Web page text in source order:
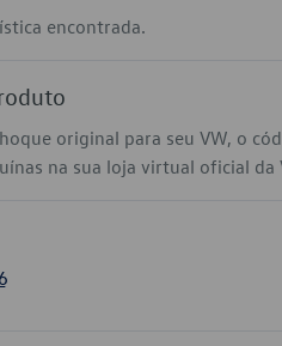
encontrada.
original para seu VW, o
na sua loja virtual oficial da